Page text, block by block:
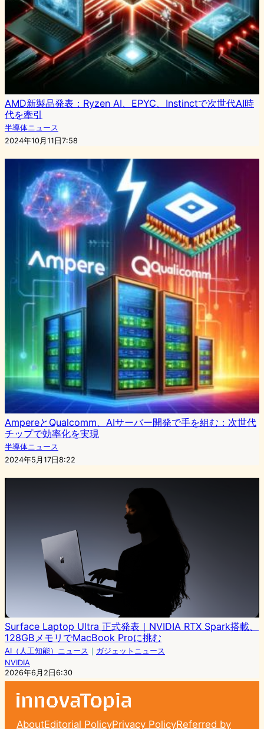
AMD新製品発表：Ryzen AI、EPYC、Instinctで次世代AI時
代を牽引
半導体ニュース
2024年10月11日7:58
AmpereとQualcomm、AIサーバー開発で手を組む：次世代
チップで効率化を実現
半導体ニュース
2024年5月17日8:22
Surface Laptop Ultra 正式発表｜NVIDIA RTX Spark搭載、
128GBメモリでMacBook Proに挑む
AI（人工知能）ニュース ｜ ガジェットニュース
NVIDIA
2026年6月2日6:30
AboutEditorial PolicyPrivacy PolicyReferred by